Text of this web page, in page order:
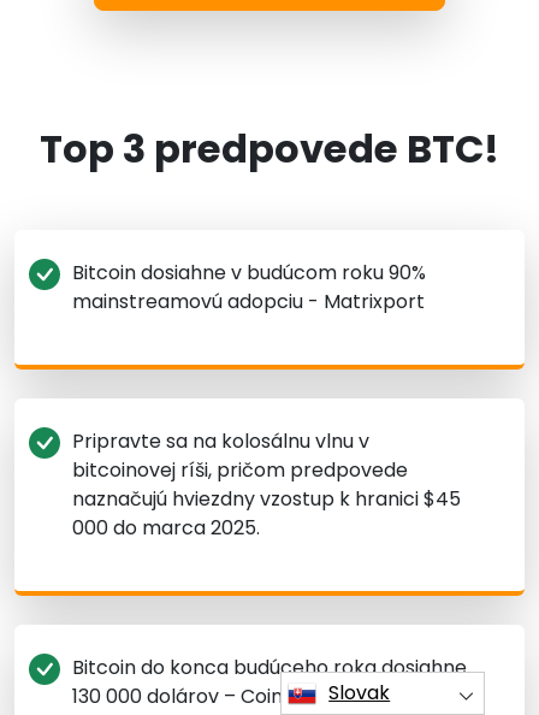
Top 3 predpovede BTC!
Bitcoin dosiahne v budúcom roku 90%
mainstreamovú adopciu - Matrixport
Pripravte sa na kolosálnu vlnu v
bitcoinovej ríši, pričom predpovede
naznačujú hviezdny vzostup k hranici $45
000 do marca 2025.
Bitcoin do konca budúceho roka dosiahne
130 000 dolárov – Cointelegraph
Slovak